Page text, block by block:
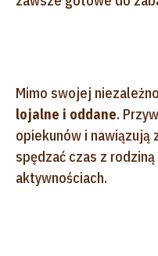
Mimo swojej
lojalne i oddane.
opiekunów i nawiązują
spędzać czas z
aktywnościach.